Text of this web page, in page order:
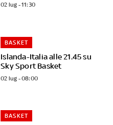
02 lug - 11:30
Islanda-Italia alle 21.45 su
Sky Sport Basket
BASKET
02 lug - 08:00
BASKET